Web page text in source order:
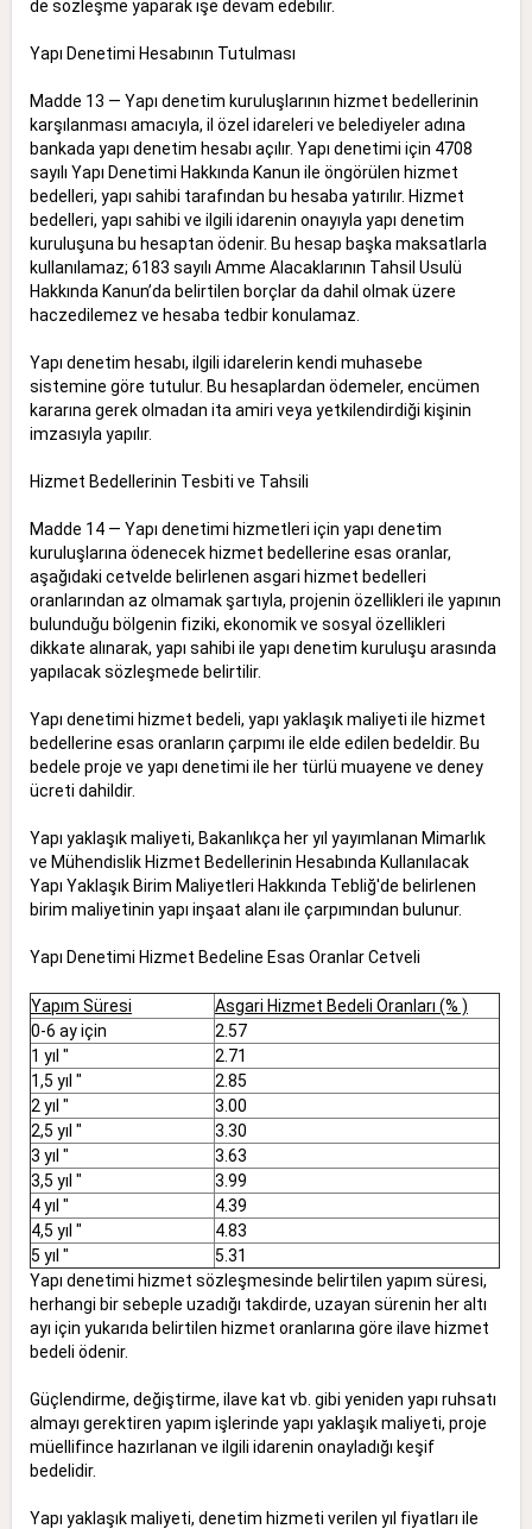
de sözleşme yaparak işe devam edebilir.
Yapı Denetimi Hesabının Tutulması
Madde 13 — Yapı denetim kuruluşlarının hizmet bedellerinin
karşılanması amacıyla, il özel idareleri ve belediyeler adına
bankada yapı denetim hesabı açılır. Yapı denetimi için 4708
sayılı Yapı Denetimi Hakkında Kanun ile öngörülen hizmet
bedelleri, yapı sahibi tarafından bu hesaba yatırılır. Hizmet
bedelleri, yapı sahibi ve ilgili idarenin onayıyla yapı denetim
kuruluşuna bu hesaptan ödenir. Bu hesap başka maksatlarla
kullanılamaz; 6183 sayılı Amme Alacaklarının Tahsil Usulü
Hakkında Kanun’da belirtilen borçlar da dahil olmak üzere
haczedilemez ve hesaba tedbir konulamaz.
Yapı denetim hesabı, ilgili idarelerin kendi muhasebe
sistemine göre tutulur. Bu hesaplardan ödemeler, encümen
kararına gerek olmadan ita amiri veya yetkilendirdiği kişinin
imzasıyla yapılır.
Hizmet Bedellerinin Tesbiti ve Tahsili
Madde 14 — Yapı denetimi hizmetleri için yapı denetim
kuruluşlarına ödenecek hizmet bedellerine esas oranlar,
aşağıdaki cetvelde belirlenen asgari hizmet bedelleri
oranlarından az olmamak şartıyla, projenin özellikleri ile yapının
bulunduğu bölgenin fiziki, ekonomik ve sosyal özellikleri
dikkate alınarak, yapı sahibi ile yapı denetim kuruluşu arasında
yapılacak sözleşmede belirtilir.
Yapı denetimi hizmet bedeli, yapı yaklaşık maliyeti ile hizmet
bedellerine esas oranların çarpımı ile elde edilen bedeldir. Bu
bedele proje ve yapı denetimi ile her türlü muayene ve deney
ücreti dahildir.
Yapı yaklaşık maliyeti, Bakanlıkça her yıl yayımlanan Mimarlık
ve Mühendislik Hizmet Bedellerinin Hesabında Kullanılacak
Yapı Yaklaşık Birim Maliyetleri Hakkında Tebliğ'de belirlenen
birim maliyetinin yapı inşaat alanı ile çarpımından bulunur.
Yapı Denetimi Hizmet Bedeline Esas Oranlar Cetveli
Yapım Süresi
Asgari Hizmet Bedeli Oranları (% )
0-6 ay için
2.57
1 yıl "
2.71
1,5 yıl "
2.85
2 yıl "
3.00
2,5 yıl "
3.30
3 yıl "
3.63
3,5 yıl "
3.99
4 yıl "
4.39
4,5 yıl "
4.83
5 yıl "
5.31
Yapı denetimi hizmet sözleşmesinde belirtilen yapım süresi,
herhangi bir sebeple uzadığı takdirde, uzayan sürenin her altı
ayı için yukarıda belirtilen hizmet oranlarına göre ilave hizmet
bedeli ödenir.
Güçlendirme, değiştirme, ilave kat vb. gibi yeniden yapı ruhsatı
almayı gerektiren yapım işlerinde yapı yaklaşık maliyeti, proje
müellifince hazırlanan ve ilgili idarenin onayladığı keşif
bedelidir.
Yapı yaklaşık maliyeti, denetim hizmeti verilen yıl fiyatları ile